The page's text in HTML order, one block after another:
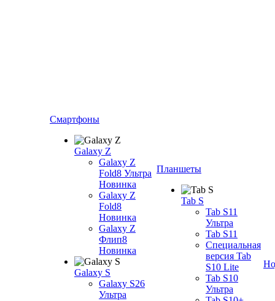
Смартфоны
Galaxy Z
Galaxy Z
Fold8 Ультра
Новинка
Galaxy Z
Fold8
Новинка
Galaxy Z
Флип8
Новинка
Galaxy S
Galaxy S26
Ультра
Планшеты
Tab S
Tab S11
Ультра
Tab S11
Специальная
версия Tab
S10 Lite
Tab S10
Ультра